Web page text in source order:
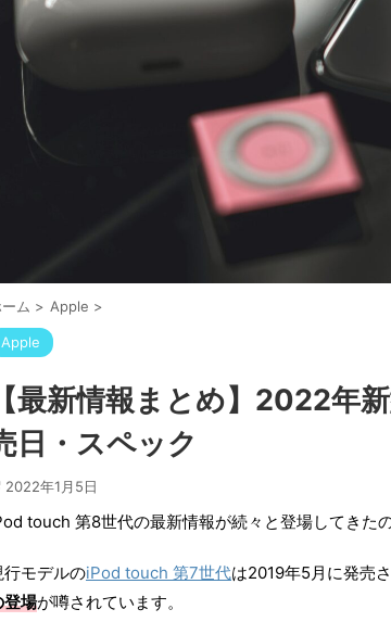
ム > Apple >
Apple
【最新情報まとめ】2022年
日・スペック
2022年1月5日
touch 第8世代の最新情報が続々と登場してきた
行モデルのiPod touch 第7世代は2019年5月に発売さ
登場が噂されています。